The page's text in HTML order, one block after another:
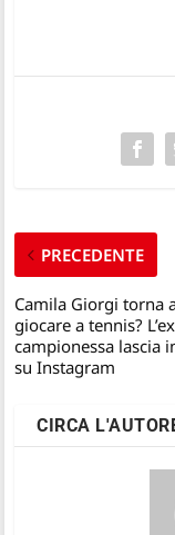
PRECEDENTE
Camila Giorgi torna
giocare a tennis? L’ex
campionessa lascia
su Instagram
CIRCA